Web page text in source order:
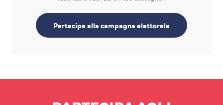
Partecipa alla campagna elettorale